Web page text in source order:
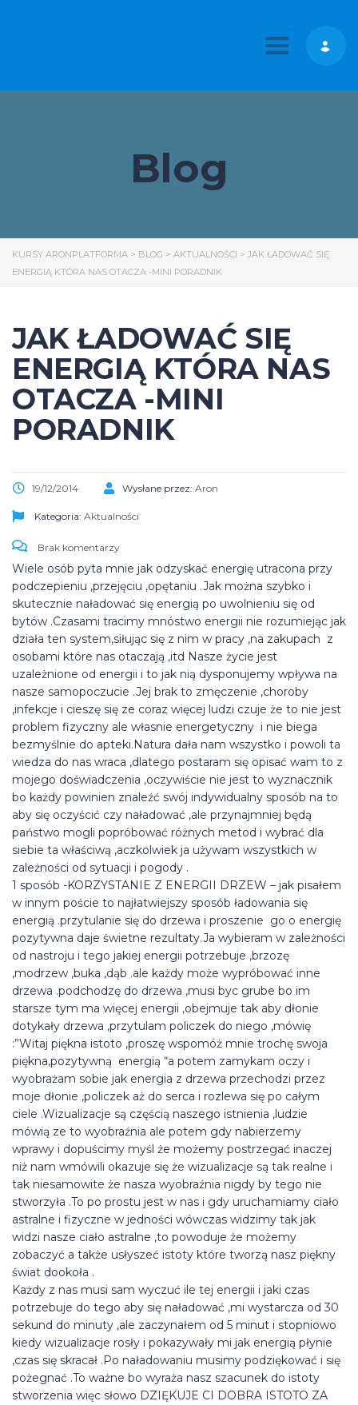
Toggle
Blog
KURSY ARONPLATFORMA > BLOG > AKTUALNOŚCI > JAK ŁADOWAĆ SIĘ
ENERGIĄ KTÓRA NAS OTACZA -MINI PORADNIK
JAK ŁADOWAĆ SIĘ
ENERGIĄ KTÓRA NAS
OTACZA -MINI
PORADNIK
19/12/2014 Wysłane przez: Aron
Kategoria: Aktualności
Brak komentarzy
Wiele osób pyta mnie jak odzyskać energię utracona przy
podczepieniu ,przejęciu ,opętaniu .Jak można szybko i
skutecznie naładować się energią po uwolnieniu się od
bytów .Czasami tracimy mnóstwo energii nie rozumiejąc jak
działa ten system,siłując się z nim w pracy ,na zakupach z
osobami które nas otaczają ,itd Nasze życie jest
uzależnione od energii i to jak nią dysponujemy wpływa na
nasze samopoczucie .Jej brak to zmęczenie ,choroby
,infekcje i cieszę się ze coraz więcej ludzi czuje że to nie jest
problem fizyczny ale własnie energetyczny i nie biega
bezmyślnie do apteki.Natura dała nam wszystko i powoli ta
wiedza do nas wraca ,dlatego postaram się opisać wam to z
mojego doświadczenia ,oczywiście nie jest to wyznacznik
bo każdy powinien znaleźć swój indywidualny sposób na to
aby się oczyścić czy naładować ,ale przynajmniej będą
państwo mogli popróbować różnych metod i wybrać dla
siebie ta właściwą ,aczkolwiek ja używam wszystkich w
zależności od sytuacji i pogody .
1 sposób -KORZYSTANIE Z ENERGII DRZEW – jak pisałem
w innym poście to najłatwiejszy sposób ładowania się
energią .przytulanie się do drzewa i proszenie go o energię
pozytywna daje świetne rezultaty.Ja wybieram w zależności
od nastroju i tego jakiej energii potrzebuje ,brzozę
,modrzew ,buka ,dąb .ale każdy może wypróbować inne
drzewa .podchodzę do drzewa ,musi byc grube bo im
starsze tym ma więcej energii ,obejmuje tak aby dłonie
dotykały drzewa ,przytulam policzek do niego ,mówię
:”Witaj piękna istoto ,proszę wspomóż mnie trochę swoja
piękna,pozytywną energią “a potem zamykam oczy i
wyobrażam sobie jak energia z drzewa przechodzi przez
moje dłonie ,policzek aż do serca i rozlewa się po całym
ciele .Wizualizacje są częścią naszego istnienia ,ludzie
mówią ze to wyobraźnia ale potem gdy nabierzemy
wprawy i dopuścimy myśl że możemy postrzegać inaczej
niż nam wmówili okazuje się że wizualizacje są tak realne i
tak niesamowite że nasza wyobraźnia nigdy by tego nie
stworzyła .To po prostu jest w nas i gdy uruchamiamy ciało
astralne i fizyczne w jedności wówczas widzimy tak jak
widzi nasze ciało astralne ,to powoduje że możemy
zobaczyć a także usłyszeć istoty które tworzą nasz piękny
świat dookoła .
Każdy z nas musi sam wyczuć ile tej energii i jaki czas
potrzebuje do tego aby się naładować ,mi wystarcza od 30
sekund do minuty ,ale zaczynałem od 5 minut i stopniowo
kiedy wizualizacje rosły i pokazywały mi jak energią płynie
,czas się skracał .Po naładowaniu musimy podziękować i się
pożegnać .To ważne bo wyraża nasz szacunek do istoty
stworzenia więc słowo DZIĘKUJE CI DOBRA ISTOTO ZA